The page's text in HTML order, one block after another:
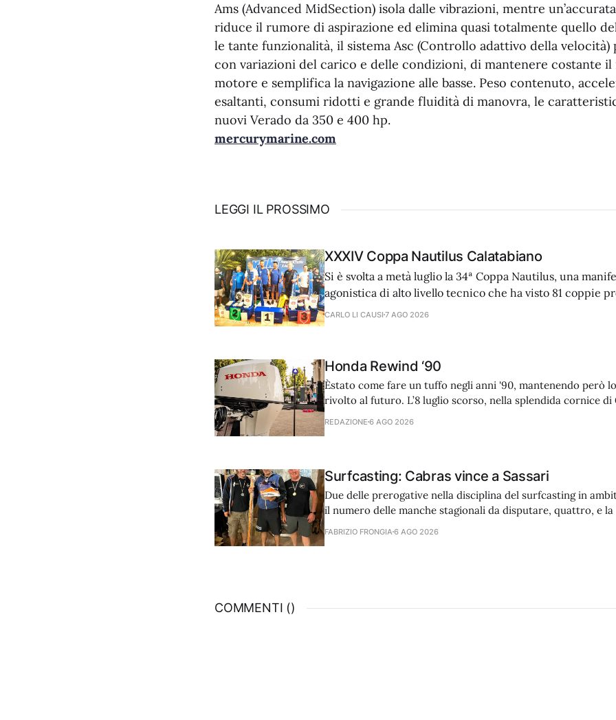
Ams (Advanced MidSection) isola dalle vibrazioni, mentre
riduce il rumore di aspirazione ed elimina quasi totalmente quello
le tante funzionalità, il sistema Asc (Controllo adattivo della velocità)
con variazioni del carico e delle condizioni, di mantenere costante il
motore e semplifica la navigazione alle basse. Peso contenuto,
esaltanti, consumi ridotti e grande fluidità di manovra, le
nuovi Verado da 350 e 400 hp.
mercurymarine.com
LEGGI IL PROSSIMO
XXXIV Coppa Nautilus Calatabiano
Si è svolta a metà luglio la 34ª Coppa Nautilus, una
agonistica di alto livello tecnico che ha visto 81 coppie
diverse regioni d'Italia e dall'estero, cimentarsi in una
CARLO LI CAUSI 7 AGO 2026
Honda Rewind ‘90
Èstato come fare un tuffo negli anni '90, mantenendo però
rivolto al futuro. L’8 luglio scorso, nella splendida cornice di
REDAZIONE 6 AGO 2026
Surfcasting: Cabras vince a Sassari
Due delle prerogative nella disciplina del surfcasting in
il numero delle manche stagionali da disputare, quattro, e
FABRIZIO FRONGIA6 AGO 2026
COMMENTI ()